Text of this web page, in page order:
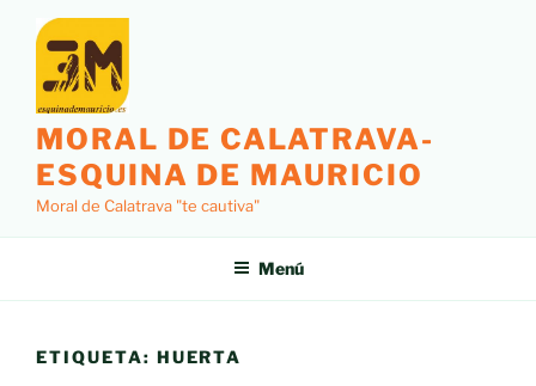
contenido
MORAL DE CALATRAVA-
ESQUINA DE MAURICIO
Moral de Calatrava "te cautiva"
Menú
ETIQUETA: HUERTA